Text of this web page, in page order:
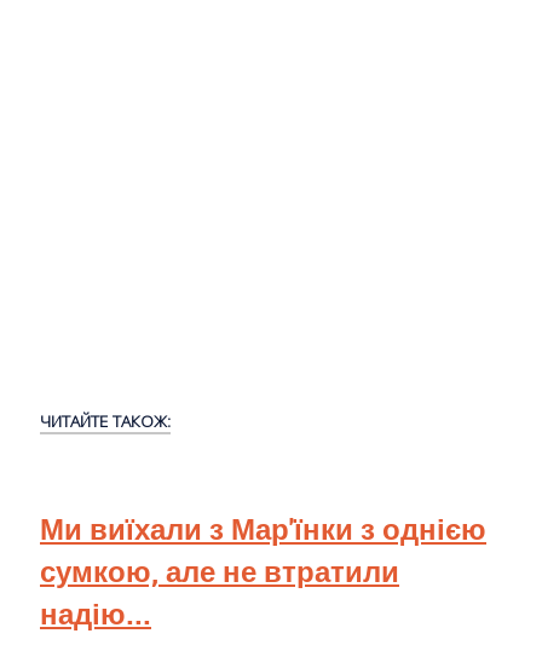
ЧИТАЙТЕ ТАКОЖ:
Ми виїхали з Мар'їнки з однією
сумкою, але не втратили
надію...